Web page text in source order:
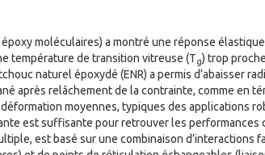
moléculaires) a montré une réponse
température de transition vitreuse (Tg) trop
naturel époxydé (ENR) a permis d’abaisser
après relâchement de la contrainte, comme en
moyennes, typiques des applications
est suffisante pour retrouver les performances
est basé sur une combinaison d’interactions